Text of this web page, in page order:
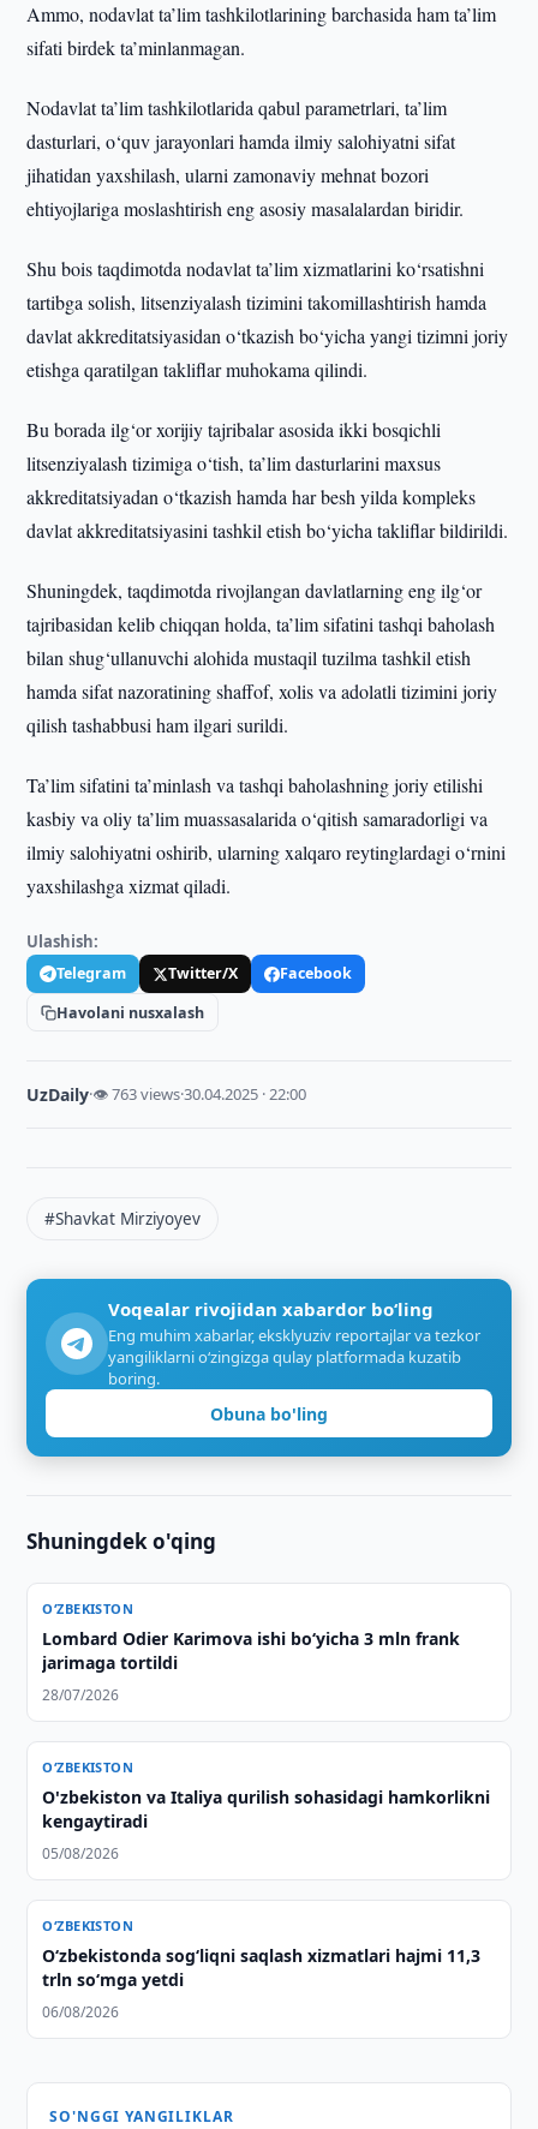
Ammo, nodavlat ta’lim tashkilotlarining barchasida ham ta’lim
sifati birdek ta’minlanmagan.
Nodavlat ta’lim tashkilotlarida qabul parametrlari, ta’lim
dasturlari, o‘quv jarayonlari hamda ilmiy salohiyatni sifat
jihatidan yaxshilash, ularni zamonaviy mehnat bozori
ehtiyojlariga moslashtirish eng asosiy masalalardan biridir.
Shu bois taqdimotda nodavlat ta’lim xizmatlarini ko‘rsatishni
tartibga solish, litsenziyalash tizimini takomillashtirish hamda
davlat akkreditatsiyasidan o‘tkazish bo‘yicha yangi tizimni joriy
etishga qaratilgan takliflar muhokama qilindi.
Bu borada ilg‘or xorijiy tajribalar asosida ikki bosqichli
litsenziyalash tizimiga o‘tish, ta’lim dasturlarini maxsus
akkreditatsiyadan o‘tkazish hamda har besh yilda kompleks
davlat akkreditatsiyasini tashkil etish bo‘yicha takliflar bildirildi.
Shuningdek, taqdimotda rivojlangan davlatlarning eng ilg‘or
tajribasidan kelib chiqqan holda, ta’lim sifatini tashqi baholash
bilan shug‘ullanuvchi alohida mustaqil tuzilma tashkil etish
hamda sifat nazoratining shaffof, xolis va adolatli tizimini joriy
qilish tashabbusi ham ilgari surildi.
Ta’lim sifatini ta’minlash va tashqi baholashning joriy etilishi
kasbiy va oliy ta’lim muassasalarida o‘qitish samaradorligi va
ilmiy salohiyatni oshirib, ularning xalqaro reytinglardagi o‘rnini
yaxshilashga xizmat qiladi.
Ulashish:
Telegram Twitter/X
Facebook
Havolani nusxalash
UzDaily·👁 763 views·30.04.2025 · 22:00
#Shavkat Mirziyoyev
Voqealar rivojidan xabardor bo‘ling
Eng muhim xabarlar, eksklyuziv reportajlar va tezkor
yangiliklarni o‘zingizga qulay platformada kuzatib
boring.
Obuna bo'ling
Shuningdek o'qing
O‘ZBEKISTON
Lombard Odier Karimova ishi bo‘yicha 3 mln frank
jarimaga tortildi
28/07/2026
O‘ZBEKISTON
O'zbekiston va Italiya qurilish sohasidagi hamkorlikni
kengaytiradi
05/08/2026
O‘ZBEKISTON
O‘zbekistonda sog‘liqni saqlash xizmatlari hajmi 11,3
trln so‘mga yetdi
06/08/2026
SO'NGGI YANGILIKLAR